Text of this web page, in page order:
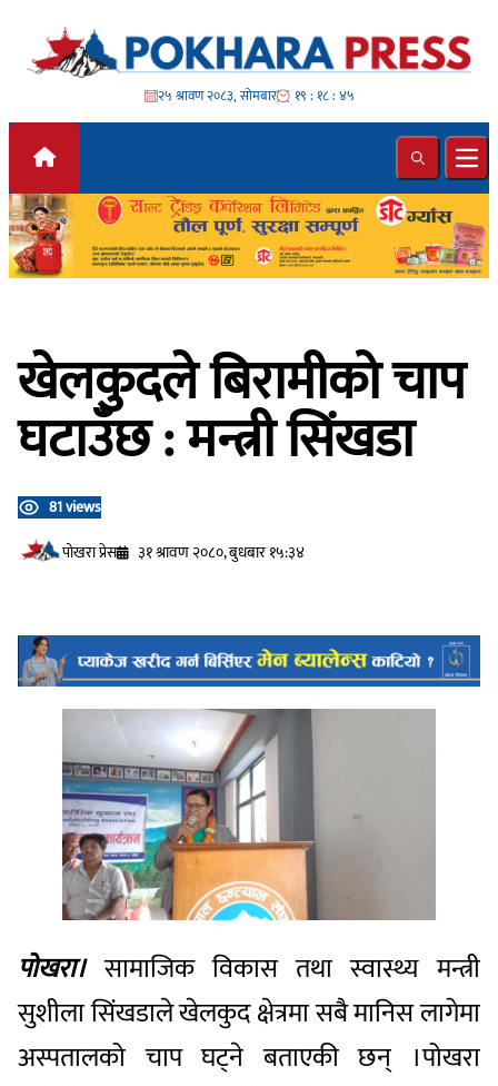
Skip to content
२५ श्रावण २०८३, सोमबार १९ : १८ : ४६
Search
खेलकुदले बिरामीको चाप
घटाउँछ : मन्त्री सिंखडा
81 views
प‍ोखरा प्रेस
३१ श्रावण २०८०, बुधबार १५:३४
पोखरा।सामाजिक विकास तथा स्वास्थ्य मन्त्री
सुशीला सिंखडाले खेलकुद क्षेत्रमा सबै मानिस लागेमा
अस्पतालको चाप घट्ने बताएकी छन् ।पोखरा